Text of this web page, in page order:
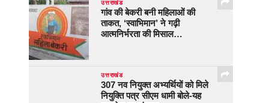
उत्तराखंड
गांव की बेकरी बनी महिलाओं की
ताकत, ‘स्वाभिमान’ ने गढ़ी
आत्मनिर्भरता की मिसाल…
उत्तराखंड
307 नव नियुक्त अभ्यर्थियों को मिले
नियुक्ति पत्र सीएम धामी बोले-यह